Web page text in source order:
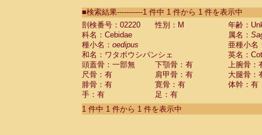
CebidaeSaguinus labiatus(0)
Cebidae Saguinus leucopus (0)
Cebidae
Cebidae
CebidaeSaguinus nigricollis (1)
Cebidae Saguinus oedipus
Cebidae Saguinus weddelli
Cebidae Saguinusspp.
Cebidae Aotus trivirgatus
Cebidae Cebus albifrons
■検索結果-----------1 件中 1 件から 1 件を表示中
剖検番号：02220
性別：M
年齢：
科名：Cebidae
属名：
種小名： oedipus
亜種小名
和名：ワタボウシパンシェ
英名：
頭蓋骨：一部無
下顎骨：有
上腕骨：
尺骨：有
肩甲骨：有
大腿骨：
腓骨：有
寛骨：有
体幹：有
手：有
足：有
1 件中 1 件から 1 件を表示中